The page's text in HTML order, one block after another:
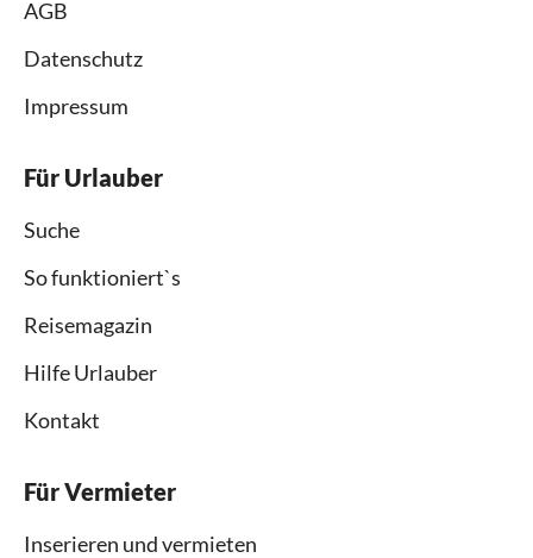
AGB
Datenschutz
Impressum
Für Urlauber
Suche
So funktioniert`s
Reisemagazin
Hilfe Urlauber
Kontakt
Für Vermieter
Inserieren und vermieten